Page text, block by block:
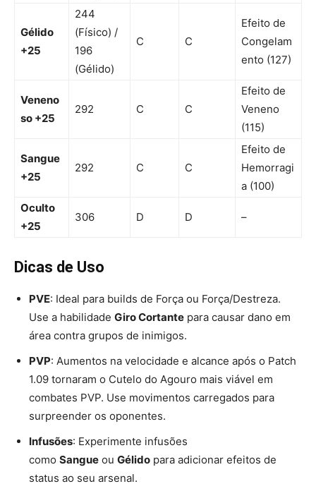
Gélido
+25
244
(Físico) /
196
(Gélido)
C C
Efeito de
Congelam
ento (127)
Veneno
so +25
292 C C
Efeito de
Veneno
(115)
Sangue
+25
292 C C
Efeito de
Hemorragi
a (100)
Oculto
+25
306 D D –
Dicas de Uso
PVE: Ideal para builds de Força ou Força/Destreza.
Use a habilidade Giro Cortante para causar dano em
área contra grupos de inimigos.
PVP: Aumentos na velocidade e alcance após o Patch
1.09 tornaram o Cutelo do Agouro mais viável em
combates PVP. Use movimentos carregados para
surpreender os oponentes.
Infusões: Experimente infusões
como Sangue ou Gélido para adicionar efeitos de
status ao seu arsenal.